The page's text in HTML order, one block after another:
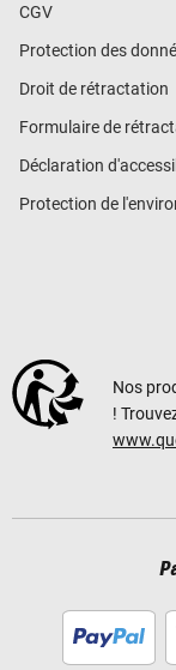
CGV
Protection des
Droit de rétractation
Formulaire de
Déclaration
Protection de
Nos
!